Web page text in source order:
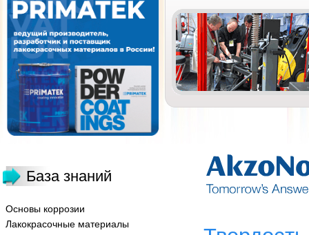
База знаний
Основы коррозии
Лакокрасочные материалы